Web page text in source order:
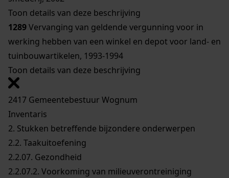
Toon details van deze beschrijving
1289Vervanging van geldende vergunning voor in
werking hebben van een winkel en depot voor land- en
tuinbouwartikelen, 1993-1994
Toon details van deze beschrijving
2417 Gemeentebestuur Wognum
Inventaris
2. Stukken betreffende bijzondere onderwerpen
2.2. Taakuitoefening
2.2.07. Gezondheid
2.2.07.2. Voorkoming van milieuverontreiniging